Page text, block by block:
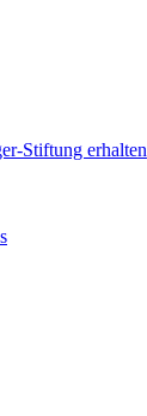
Stiftung erhalten